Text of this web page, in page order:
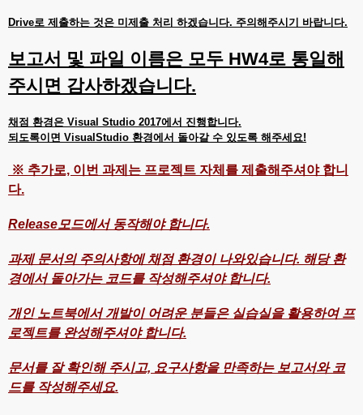
Drive로 제출하는 것은 미제출 처리 하겠습니다. 주의해주시기 바랍니다.
보고서 및 파일 이름은 모두 HW4로 통일해
주시면 감사하겠습니다.
채점 환경은 Visual Studio 2017에서 진행합니다.
되도록이면 VisualStudio 환경에서 돌아갈 수 있도록 해주세요!
※ 추가로, 이번 과제는 프로젝트 자체를 제출해주셔야 합니
다.
Release모드에서 동작해야 합니다.
과제 문서의 주의사항에 채점 환경이 나와있습니다. 해당 환
경에서 돌아가는 코드를 작성해주셔야 합니다.
개인 노트북에서 개발이 어려운 분들은 실습실을 활용하여 프
로젝트를 완성해주셔야 합니다.
문서를 잘 확인해 주시고, 요구사항을 만족하는 보고서와 코
드를 작성해주세요.